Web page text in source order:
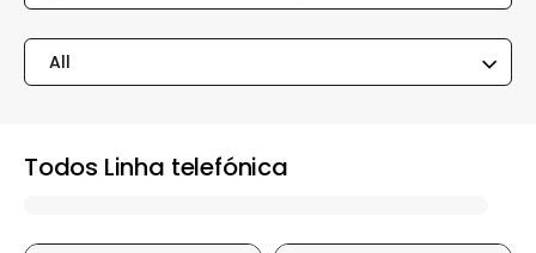
All
Todos Linha telefónica